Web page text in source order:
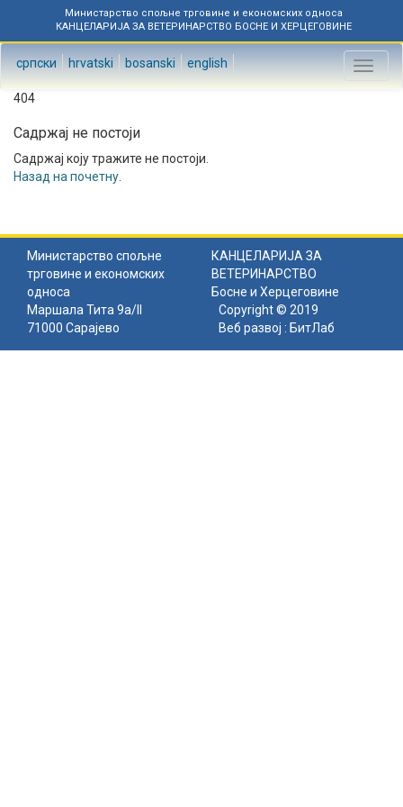
Министарство спољне трговине и економских односа
КАНЦЕЛАРИЈА ЗА ВЕТЕРИНАРСТВО БОСНЕ И ХЕРЦЕГОВИНЕ
српски hrvatski bosanski english
Toggle
404
Садржај не постоји
Садржај коју тражите не постоји.
Назад на почетну
Министарство спољне
трговине и економских
односа
КАНЦЕЛАРИЈА ЗА
ВЕТЕРИНАРСТВО
Босне и Херцеговине
Маршала Тита 9а/II
71000 Сарајево
Copyright © 2019
Веб развој : БитЛаб